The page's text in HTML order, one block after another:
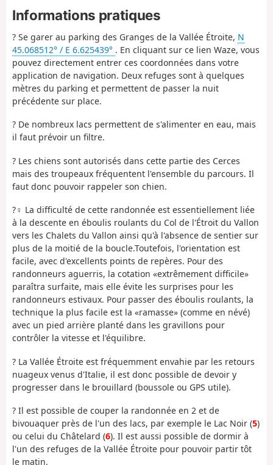
Informations pratiques
?️ Se garer au parking des Granges de la Vallée Étroite, N
45.068512° / E 6.625439° . En cliquant sur ce lien Waze, vous
pouvez directement entrer ces coordonnées dans votre
application de navigation. Deux refuges sont à quelques
mètres du parking et permettent de passer la nuit
précédente sur place.
? De nombreux lacs permettent de s'alimenter en eau, mais
il faut prévoir un filtre.
? Les chiens sont autorisés dans cette partie des Cerces
mais des troupeaux fréquentent l'ensemble du parcours. Il
faut donc pouvoir rappeler son chien.
?‍♀️ La difficulté de cette randonnée est essentiellement liée
à la descente en éboulis roulants du Col de l'Étroit du Vallon
vers les Chalets du Vallon ainsi qu'à l'absence de sentier sur
plus de la moitié de la boucle.Toutefois, l'orientation est
facile, avec d'excellents points de repères. Pour des
randonneurs aguerris, la cotation «extrêmement difficile»
paraîtra surfaite, mais elle évite les surprises pour les
randonneurs estivaux. Pour passer des éboulis roulants, la
technique la plus facile est la «ramasse» (comme en névé)
avec un pied arrière planté dans les gravillons pour
contrôler la vitesse et l'équilibre.
? La Vallée Étroite est fréquemment envahie par les retours
nuageux venus d'Italie, il est donc possible de devoir y
progresser dans le brouillard (boussole ou GPS utile).
? Il est possible de couper la randonnée en 2 et de
bivouaquer près de l'un des lacs, par exemple le Lac Noir (5)
ou celui du Châtelard (6). Il est aussi possible de dormir à
l'un des refuges de la Vallée Étroite pour pouvoir partir tôt
le matin.